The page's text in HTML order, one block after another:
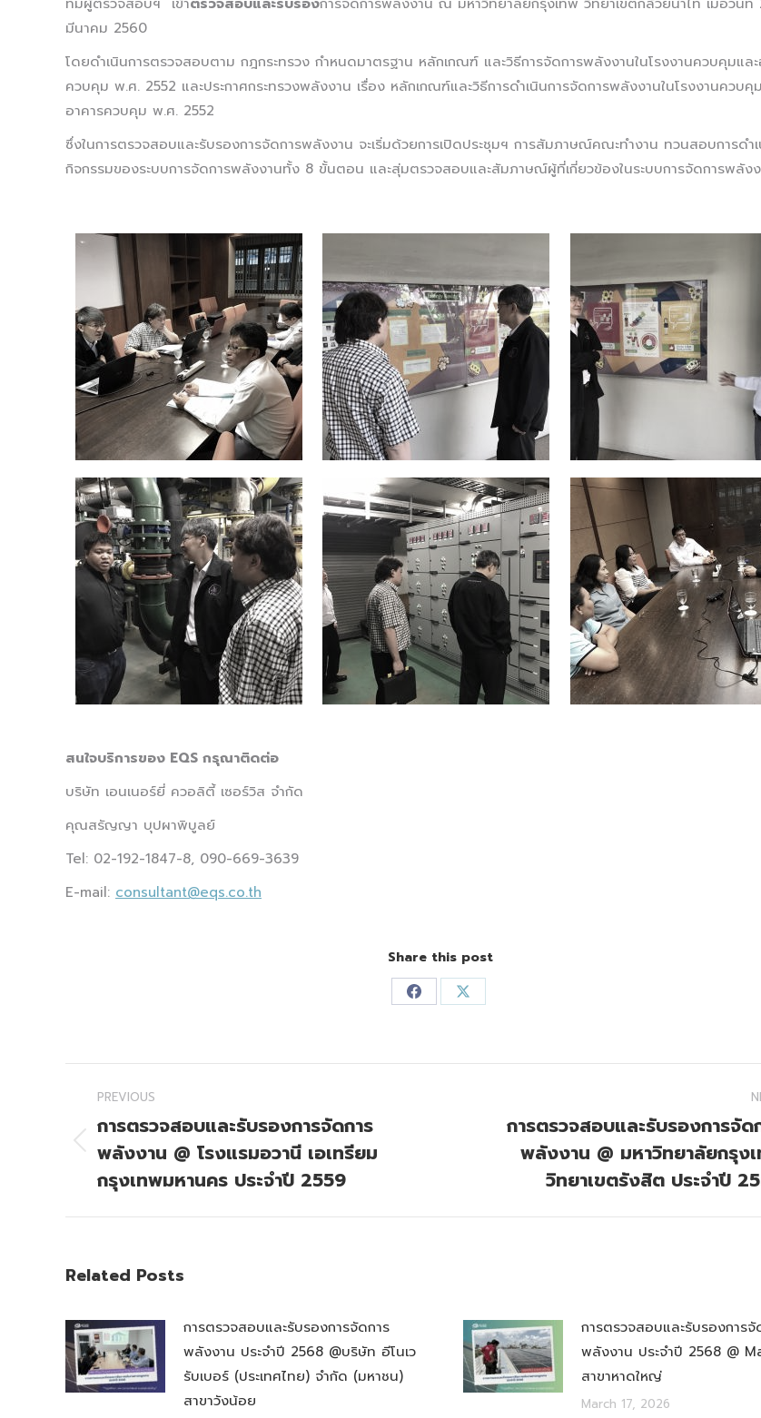
มีนาคม 2560
โดยดำเนินการตรวจสอบตาม กฎกระทรวง กำหนดมาตรฐาน หลักเกณฑ์ และวิธีการจัดการพลังงานในโรงงานควบคุมและ
ควบคุม พ.ศ. 2552 และประกาศกระทรวงพลังงาน เรื่อง หลักเกณฑ์และวิธีการดำเนินการจัดการพลังงานในโรงงานควบคุ
อาคารควบคุม พ.ศ. 2552
ซึ่งในการตรวจสอบและรับรองการจัดการพลังงาน จะเริ่มด้วยการเปิดประชุมฯ การสัมภาษณ์คณะทำงาน ทวนสอบการดำ
กิจกรรมของระบบการจัดการพลังงานทั้ง 8 ขั้นตอน และสุ่มตรวจสอบและสัมภาษณ์ผู้ที่เกี่ยวข้องในระบบการจัดการพลัง
สนใจบริการของ EQS กรุณาติดต่อ
บริษัท เอนเนอร์ยี่ ควอลิตี้ เซอร์วิส จำกัด
คุณสรัญญา บุปผาพิบูลย์
Tel: 02-192-1847-8, 090-669-3639
E-mail: consultant@eqs.co.th
Share this post
Share
Facebook
Share
X
navigation
PREVIOUS
Previous
post:
การตรวจสอบและรับรองการจัดการ
พลังงาน @ โรงแรมอวานี เอเทรียม
กรุงเทพมหานคร ประจำปี 2559
การตรวจสอบและรับรองการจัด
พลังงาน @ มหาวิทยาลัยกรุง
วิทยาเขตรังสิต ประจำปี
Related Posts
การตรวจสอบและรับรองการจัดการ
พลังงาน ประจำปี 2568 @บริษัท อีโนเว
รับเบอร์ (ประเทศไทย) จำกัด (มหาชน)
สาขาวังน้อย
การตรวจสอบและรับรองการจั
พลังงาน ประจำปี 2568 @
สาขาหาดใหญ่
March 17, 2026